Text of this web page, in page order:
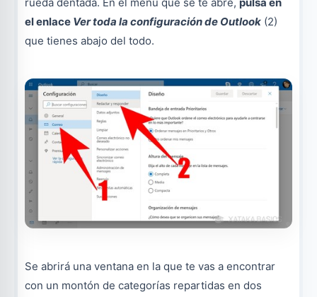
el enlace Ver toda la configuración de Outlook (2)
que tienes abajo del todo.
Se abrirá una ventana en la que te vas a encontrar
con un montón de categorías repartidas en dos